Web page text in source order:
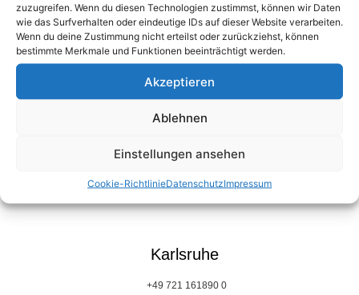
zuzugreifen. Wenn du diesen Technologien zustimmst, können wir Daten
wie das Surfverhalten oder eindeutige IDs auf dieser Website verarbeiten.
Wenn du deine Zustimmung nicht erteilst oder zurückziehst, können
bestimmte Merkmale und Funktionen beeinträchtigt werden.
Akzeptieren
Ablehnen
Einstellungen ansehen
Cookie-RichtlinieDatenschutzImpressum
München
+49 89 45709595 0
Karlsruhe
+49 721 161890 0